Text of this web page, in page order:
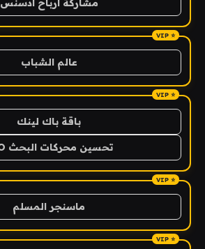
عالم الشباب
باقة باك لينك
تحسين محركات البحث SEO
ماسنجر المسلم